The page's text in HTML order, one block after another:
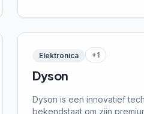
Elektronica +1
Dyson
Dyson is een innovatief
bekendstaat om zijn